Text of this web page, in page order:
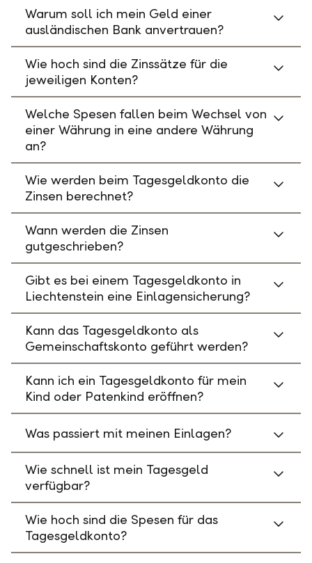
Warum soll ich mein Geld einer
ausländischen Bank anvertrauen?
Wie hoch sind die Zinssätze für die
jeweiligen Konten?
Welche Spesen fallen beim Wechsel von
einer Währung in eine andere Währung
an?
Wie werden beim Tagesgeldkonto die
Zinsen berechnet?
Wann werden die Zinsen
gutgeschrieben?
Gibt es bei einem Tagesgeldkonto in
Liechtenstein eine Einlagensicherung?
Kann das Tagesgeldkonto als
Gemeinschaftskonto geführt werden?
Kann ich ein Tagesgeldkonto für mein
Kind oder Patenkind eröffnen?
Was passiert mit meinen Einlagen?
Wie schnell ist mein Tagesgeld
verfügbar?
Wie hoch sind die Spesen für das
Tagesgeldkonto?